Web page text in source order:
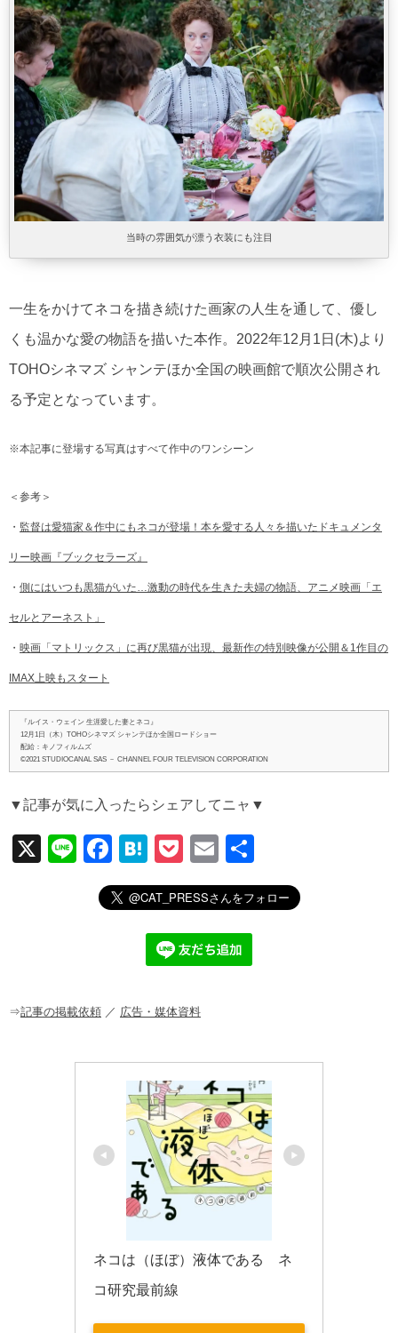
当時の雰囲気が漂う衣装にも注目
一生をかけてネコを描き続けた画家の人生を通して、優し
くも温かな愛の物語を描いた本作。2022年12月1日(木)より
TOHOシネマズ シャンテほか全国の映画館で順次公開され
る予定となっています。
※本記事に登場する写真はすべて作中のワンシーン
＜参考＞
・ 監督は愛猫家＆作中にもネコが登場！本を愛する人々を描いたドキュメンタ
リー映画『ブックセラーズ』
・ 側にはいつも黒猫がいた…激動の時代を生きた夫婦の物語、アニメ映画「エ
セルとアーネスト」
・ 映画「マトリックス」に再び黒猫が出現、最新作の特別映像が公開＆1作目の
IMAX上映もスタート
『ルイス・ウェイン 生涯愛した妻とネコ』
12月1日（木）TOHOシネマズ シャンテほか全国ロードショー
配給：キノフィルムズ
©2021 STUDIOCANAL SAS － CHANNEL FOUR TELEVISION CORPORATION
▼記事が気に入ったらシェアしてニャ▼
X
Li
F
a
c
o
H
at
e
n
a
P
o
ck
et
E
m
ail
有
⇒記事の掲載依頼 ／ 広告・媒体資料
ネコは（ほぼ）液体である　ネ
コ研究最前線